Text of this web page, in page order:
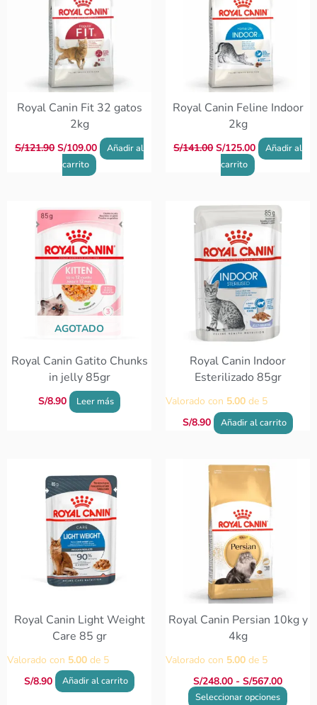
Royal Canin Fit 32 gatos
2kg
S/121.90 S/109.00
Añadir al
carrito
Royal Canin Feline Indoor
2kg
S/141.00 S/125.00
Añadir al
carrito
AGOTADO
Royal Canin Gatito Chunks
in jelly 85gr
S/8.90 Leer más
Royal Canin Indoor
Esterilizado 85gr
Valorado con 5.00 de 5
S/8.90 Añadir al carrito
Royal Canin Light Weight
Care 85 gr
Valorado con 5.00 de 5
S/8.90 Añadir al carrito
Royal Canin Persian 10kg y
4kg
Valorado con 5.00 de 5
S/248.00 - S/567.00
Seleccionar opciones
elegir
en